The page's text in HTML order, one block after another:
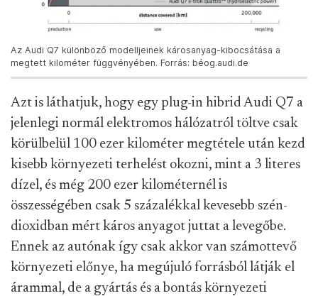
Az Audi Q7 különböző modelljeinek károsanyag-kibocsátása a
megtett kilométer függvényében. Forrás: béog.audi.de
Azt is láthatjuk, hogy egy plug-in hibrid Audi Q7 a
jelenlegi normál elektromos hálózatról töltve csak
körülbelül 100 ezer kilométer megtétele után kezd
kisebb környezeti terhelést okozni, mint a 3 literes
dízel, és még 200 ezer kilométernél is
összességében csak 5 százalékkal kevesebb szén-
dioxidban mért káros anyagot juttat a levegőbe.
Ennek az autónak így csak akkor van számottevő
környezeti előnye, ha megújuló forrásból látják el
árammal, de a gyártás és a bontás környezeti